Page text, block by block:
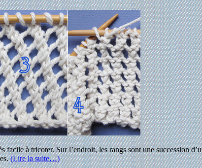
facile à tricoter. Sur l’endroit, les rangs sont une succession
(Lire la suite…)